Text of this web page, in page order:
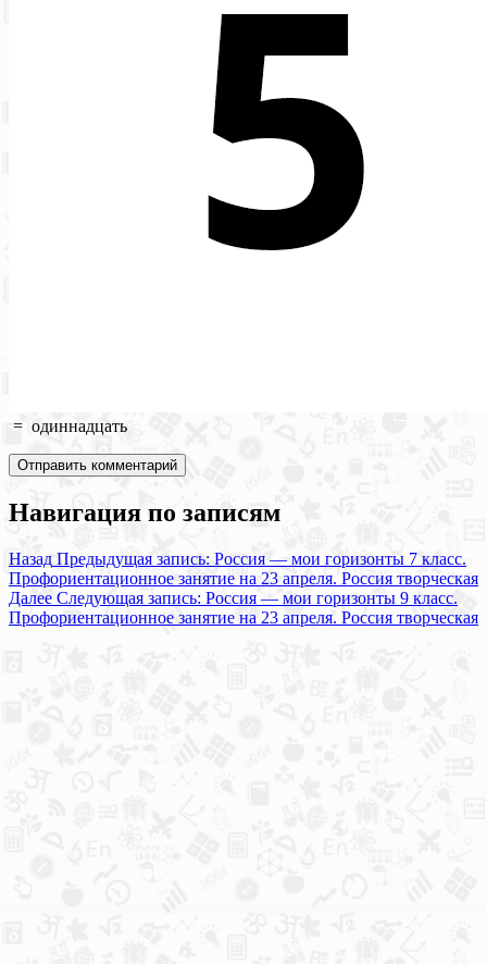
= одиннадцать
Навигация по записям
Назад Предыдущая запись: Россия — мои горизонты 7 класс.
Профориентационное занятие на 23 апреля. Россия творческая
Далее Следующая запись: Россия — мои горизонты 9 класс.
Профориентационное занятие на 23 апреля. Россия творческая